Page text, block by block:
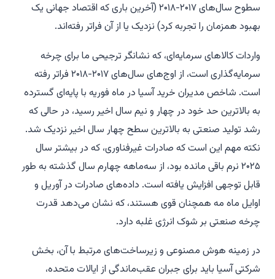
سطوح سال‌های ۲۰۱۷-۲۰۱۸ (آخرین باری که اقتصاد جهانی یک
بهبود همزمان را تجربه کرد) نزدیک یا از آن فراتر رفته‌اند.
واردات کالاهای سرمایه‌ای، که نشانگر ترجیحی ما برای چرخه
سرمایه‌گذاری است، از اوج‌های سال‌های ۲۰۱۷-۲۰۱۸ فراتر رفته
است. شاخص مدیران خرید آسیا در ماه فوریه با پایه‌ای گسترده
به بالاترین حد خود در چهار و نیم سال اخیر رسید، در حالی که
رشد تولید صنعتی به بالاترین سطح چهار سال اخیر نزدیک شد.
نکته مهم این است که صادرات غیرفناوری، که در بیشتر سال
۲۰۲۵ نرم باقی مانده بود، از سه‌ماهه چهارم سال گذشته به طور
قابل توجهی افزایش یافته است. داده‌های صادرات در آوریل و
اوایل ماه مه همچنان قوی هستند، که نشان می‌دهد قدرت
چرخه صنعتی بر شوک انرژی غلبه دارد.
در زمینه هوش مصنوعی و زیرساخت‌های مرتبط با آن، بخش
شرکتی آسیا باید برای جبران عقب‌ماندگی از ایالات متحده،